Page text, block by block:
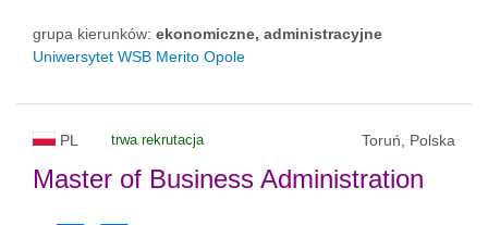
grupa kierunków: ekonomiczne, administracyjne
Uniwersytet WSB Merito Opole
PL trwa rekrutacja Toruń, Polska
Master of Business Administration